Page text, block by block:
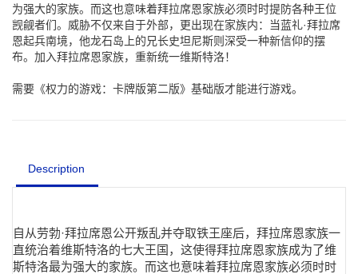
为强大的家族。而这也意味着拜拉席恩家族必须时时提防各种王位
觊觎者们。威胁不仅来自于外部，更出现在家族内：当蓝礼·拜拉席
恩起兵南境，他龙石岛上的兄长史坦尼斯则深受一种新信仰的摆
布。加入拜拉席恩家族，重新统一维斯特洛！
需要《权力的游戏：卡牌版第二版》基础版才能进行游戏。
Description
自从劳勃·拜拉席恩公开叛乱并夺取铁王座后，拜拉席恩家族一
直统治着维斯特洛的七大王国，这使得拜拉席恩家族成为了维
斯特洛最为强大的家族。而这也意味着拜拉席恩家族必须时时